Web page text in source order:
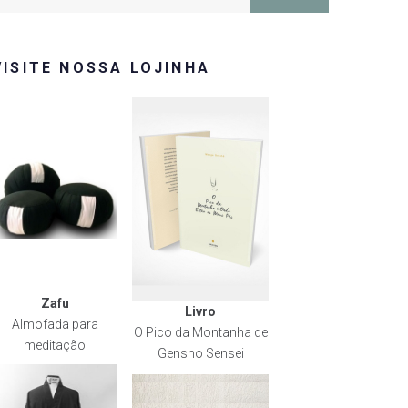
NOSSA LOJINHA
Zafu
Almofada para
meditação
Livro
O Pico da Montanha de
Gensho Sensei